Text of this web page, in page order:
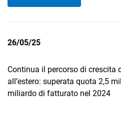
26/05/25
Continua il percorso di crescita
all’estero: superata quota 2,5
miliardo di fatturato nel 2024